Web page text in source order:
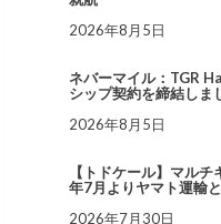
2026年8月5日
ネバーマイル：TGR
シップ契約を締結しま
2026年8月5日
【トドケール】マル
年7月よりヤマト運輸
2026年7月30日